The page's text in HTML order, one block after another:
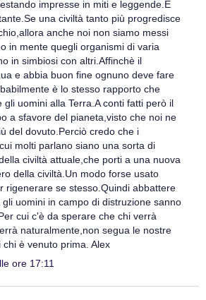
impresse in miti e leggende.E
una civiltà tanto più progredisce
anche noi non siamo messi
in mente quegli organismi di varia
in simbiosi con altri.Affinchè il
e abbia buon fine ognuno deve fare
è lo stesso rapporto che
gli uomini alla Terra.A conti fatti però il
a sfavore del pianeta,visto che noi ne
del dovuto.Perciò credo che i
molti parlano siano una sorta di
civiltà attuale,che porti a una nuova
della civiltà.Un modo forse usato
rigenerare se stesso.Quindi abbattere
uomini in campo di distruzione sanno
cui c'è da sperare che chi verrà
naturalmente,non segua le nostre
è venuto prima. Alex
ore 17:11